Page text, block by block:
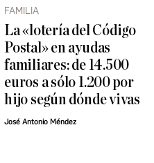
FAMILIA
La «lotería del Código
Postal» en ayudas
familiares: de 14.500
euros a sólo 1.200 por
hijo según dónde vivas
José Antonio Méndez